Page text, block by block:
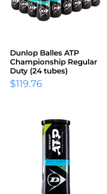
Dunlop Balles ATP
Championship Regular
Duty (24 tubes)
$119.76